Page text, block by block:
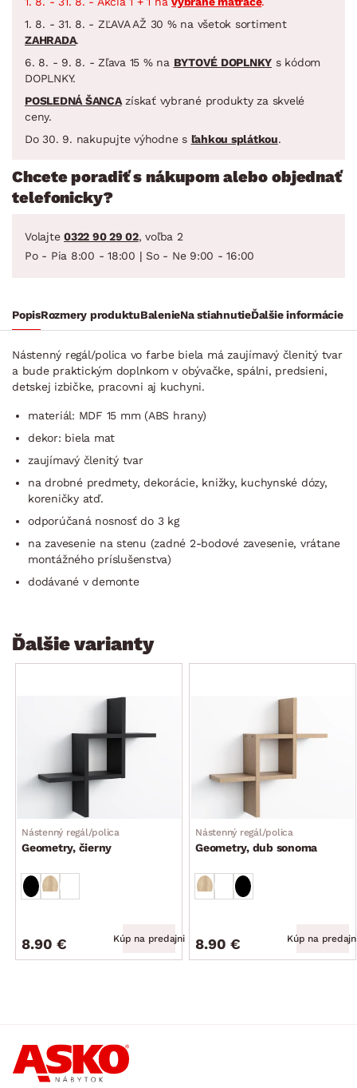
1. 8. - 31. 8. - ZĽAVA AŽ 30 % na všetok sortiment
ZAHRADA.
6. 8. - 9. 8. - Zľava 15 % na BYTOVÉ DOPLNKY s kódom
DOPLNKY.
POSLEDNÁ ŠANCAzískať vybrané produkty za skvelé
ceny.
Do 30. 9. nakupujte výhodne s ľahkou splátkou.
Chcete poradiť s nákupom alebo objednať
telefonicky?
Volajte 0322 90 29 02, voľba 2
Po - Pia 8:00 - 18:00 | So - Ne 9:00 - 16:00
PopisRozmery produktuBalenieNa stiahnutieĎalšie informácie
Nástenný regál/polica vo farbe biela má zaujímavý členitý tvar
a bude praktickým doplnkom v obývačke, spálni, predsieni,
detskej izbičke, pracovni aj kuchyni.
materiál: MDF 15 mm (ABS hrany)
dekor: biela mat
zaujímavý členitý tvar
na drobné predmety, dekorácie, knižky, kuchynské dózy,
koreničky atď.
odporúčaná nosnosť do 3 kg
na zavesenie na stenu (zadné 2-bodové zavesenie, vrátane
montážného príslušenstva)
dodávané v demonte
Ďalšie varianty
Nástenný regál/polica
Geometry, čierny
8.90 € Kúp na predajni
Nástenný regál/polica
Geometry, dub sonoma
8.90 € Kúp na